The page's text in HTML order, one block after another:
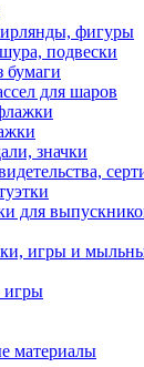
фигуры
подвески
для шаров
значки
для
игры и
игры
материалы